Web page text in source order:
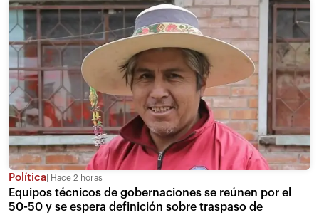
Política Hace 2 horas
Equipos técnicos de gobernaciones se reúnen por el
50-50 y se espera definición sobre traspaso de